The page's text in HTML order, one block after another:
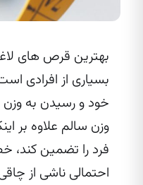
بهترین قرص‌ های
بسیاری از افرادی
خود و رسیدن به
وزن سالم علاوه بر
فرد را تضمین کند،
احتمالی ناشی از